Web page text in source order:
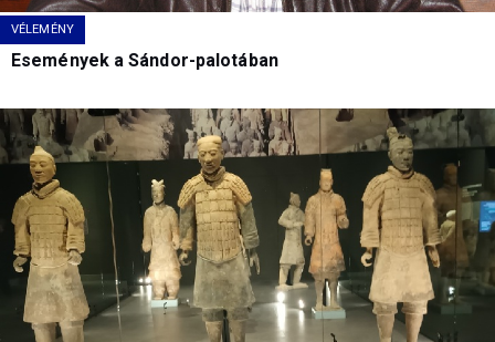
VÉLEMÉNY
Események a Sándor-palotában